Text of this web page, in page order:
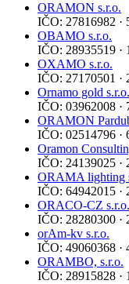
ORAMON s.r.o.
IČO: 27816982 ·
OBAMO s.r.o.
IČO: 28935519 ·
OXAMO s.r.o.
IČO: 27170501 ·
Ornamo gold s.r.o.
IČO: 03962008 ·
ORAMON
IČO: 02514796 ·
Oramon
IČO: 24139025 ·
ORAMA lighting
IČO: 64942015 ·
ORACO-CZ s.r.o.
IČO: 28280300 ·
orAm-kv s.r.o.
IČO: 49060368 ·
ORAMBO, s.r.o.
IČO: 28915828 ·